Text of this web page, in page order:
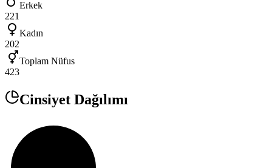
Erkek
221
Kadın
202
Toplam Nüfus
423
Cinsiyet Dağılımı